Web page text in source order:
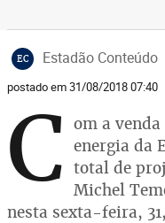
EC Estadão Conteúdo
postado em 31/08/2018 07:40
C om a
energia da
total de
Michel
nesta sexta-feira,